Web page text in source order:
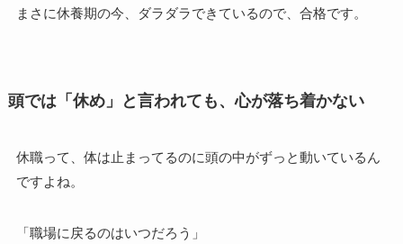
まさに休養期の今、ダラダラできているので、合格です。
頭では「休め」と言われても、心が落ち着かない
休職って、体は止まってるのに頭の中がずっと動いているん
ですよね。
「職場に戻るのはいつだろう」